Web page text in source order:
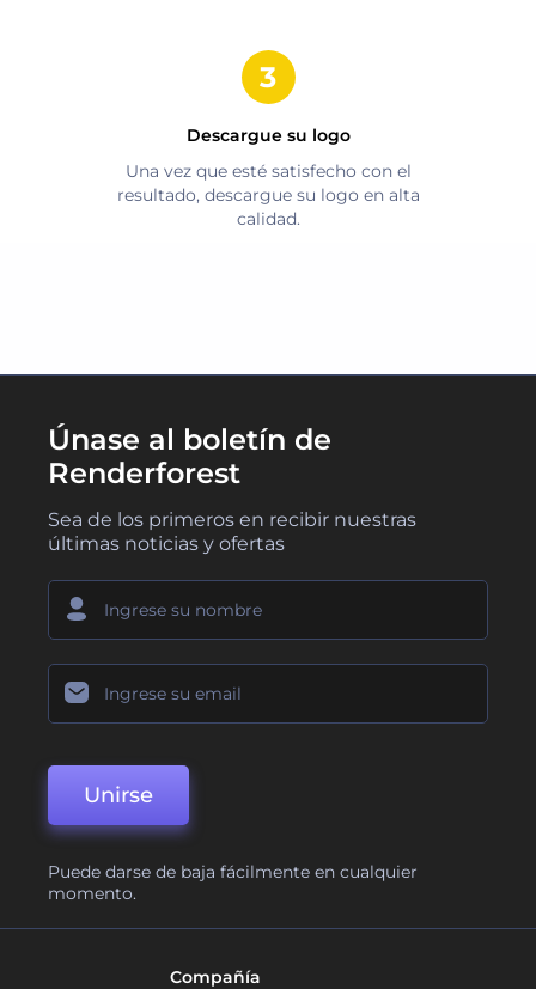
Descargue su logo
Una vez que esté satisfecho con el
resultado, descargue su logo en alta
calidad.
Únase al boletín de
Renderforest
Sea de los primeros en recibir nuestras
últimas noticias y ofertas
Unirse
Puede darse de baja fácilmente en cualquier
momento.
Compañía